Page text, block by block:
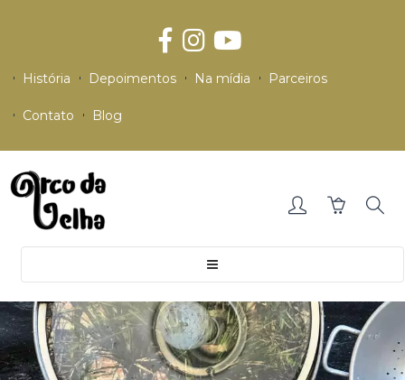
História Depoimentos Na mídia Parceiros
Contato Blog